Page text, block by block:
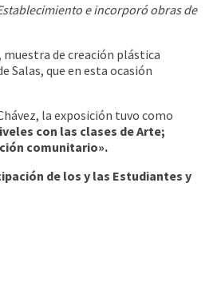
e incorporó obras de
muestra de creación plástica
Salas, que en esta ocasión
la exposición tuvo como
con las clases de Arte;
comunitario».
de los y las Estudiantes y